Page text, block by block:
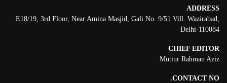
ADDRESS
E18/19, 3rd Floor, Near Amina Masjid, Gali No. 9/51 Vill. Wazirabad,
Delhi-110084
CHIEF EDITOR
Mutiur Rahman Aziz
CONTACT NO.